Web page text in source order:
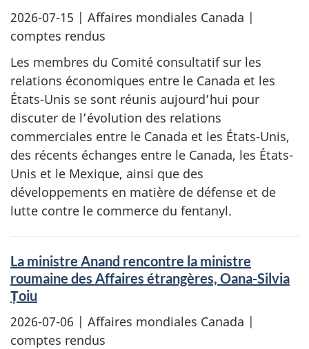
2026-07-15 | Affaires mondiales Canada |
comptes rendus
Les membres du Comité consultatif sur les
relations économiques entre le Canada et les
États-Unis se sont réunis aujourd’hui pour
discuter de l’évolution des relations
commerciales entre le Canada et les États-Unis,
des récents échanges entre le Canada, les États-
Unis et le Mexique, ainsi que des
développements en matière de défense et de
lutte contre le commerce du fentanyl.
La ministre Anand rencontre la ministre
roumaine des Affaires étrangères, Oana-Silvia
Țoiu
2026-07-06 | Affaires mondiales Canada |
comptes rendus